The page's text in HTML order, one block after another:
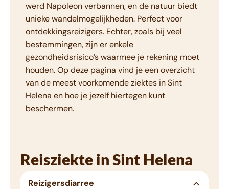
werd Napoleon verbannen, en de natuur biedt
unieke wandelmogelijkheden. Perfect voor
ontdekkingsreizigers. Echter, zoals bij veel
bestemmingen, zijn er enkele
gezondheidsrisico’s waarmee je rekening moet
houden. Op deze pagina vind je een overzicht
van de meest voorkomende ziektes in Sint
Helena en hoe je jezelf hiertegen kunt
beschermen.
Reisziekte in Sint Helena
Reizigersdiarree